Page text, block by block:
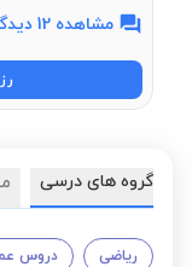
مشاهده 12 دیدگاه
گروه های درسی
ریاضی دروس